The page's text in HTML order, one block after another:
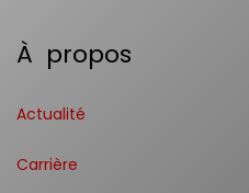
À propos
Actualité
Carrière